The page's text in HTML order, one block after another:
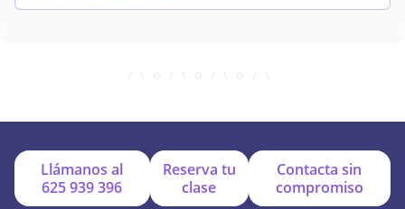
Llámanos al
625 939 396
Reserva tu
clase
Contacta sin
compromiso